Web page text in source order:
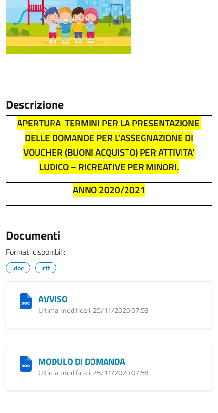
Descrizione
APERTURA TERMINI PER LA PRESENTAZIONE
DELLE DOMANDE PER L’ASSEGNAZIONE DI
VOUCHER (BUONI ACQUISTO) PER ATTIVITA’
LUDICO – RICREATIVE PER MINORI.
ANNO 2020/2021
Documenti
Formati disponibili:
.doc .rtf
AVVISO
Ultima modifica il 25/11/2020 07:58
MODULO DI DOMANDA
Ultima modifica il 25/11/2020 07:58